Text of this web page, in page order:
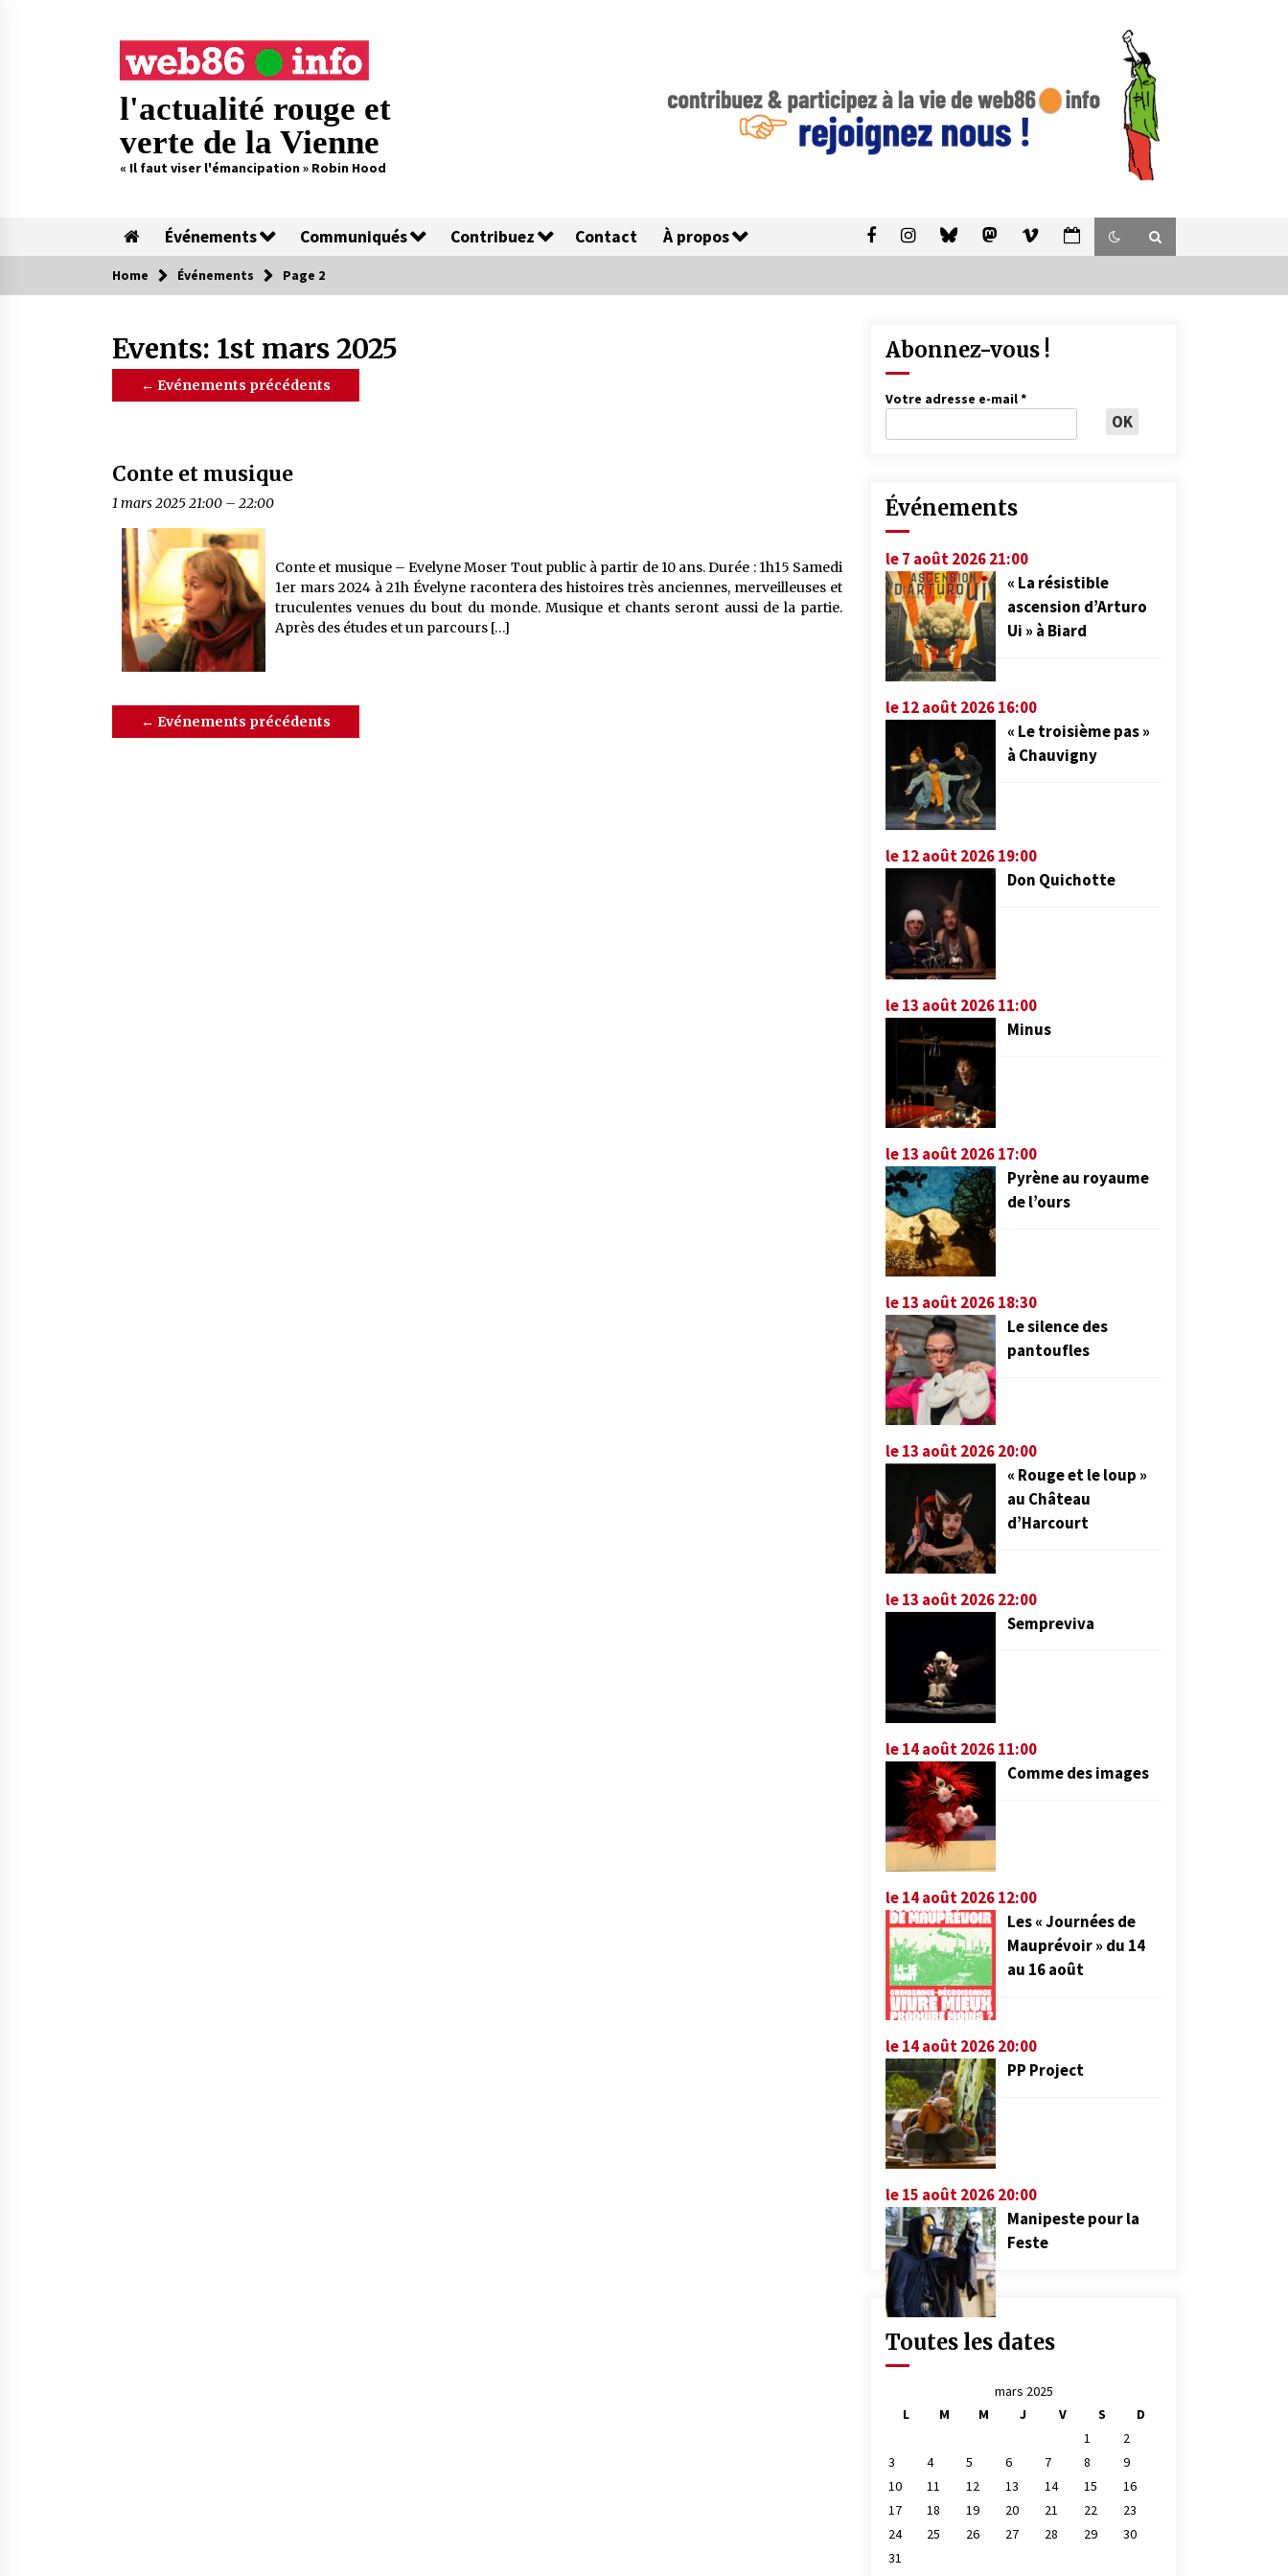
l'actualité rouge et
verte de la Vienne
« Il faut viser l'émancipation » Robin Hood
Événements Communiqués Contribuez Contact À propos
Home Événements Page 2
Events: 1st mars 2025
← Evénements précédents
Conte et musique
1 mars 2025 21:00 – 22:00
Conte et musique – Evelyne Moser Tout public à partir de 10 ans. Durée : 1h15 Samedi
1er mars 2024 à 21h Évelyne racontera des histoires très anciennes, merveilleuses et
truculentes venues du bout du monde. Musique et chants seront aussi de la partie.
Après des études et un parcours […]
← Evénements précédents
Abonnez-vous !
Votre adresse e-mail*
Événements
le 7 août 2026 21:00
« La résistible
ascension d’Arturo
Ui » à Biard
le 12 août 2026 16:00
« Le troisième pas »
à Chauvigny
le 12 août 2026 19:00
Don Quichotte
le 13 août 2026 11:00
Minus
le 13 août 2026 17:00
Pyrène au royaume
de l’ours
le 13 août 2026 18:30
Le silence des
pantoufles
le 13 août 2026 20:00
« Rouge et le loup »
au Château
d’Harcourt
le 13 août 2026 22:00
Sempreviva
le 14 août 2026 11:00
Comme des images
le 14 août 2026 12:00
Les « Journées de
Mauprévoir » du 14
au 16 août
le 14 août 2026 20:00
PP Project
le 15 août 2026 20:00
Manipeste pour la
Feste
Toutes les dates
mars 2025
L
M M J V S
D
1
2
3
4 5 6 7 8
9
10
11 12 13 14 15
16
17
18 19 20 21 22
23
24
25 26 27 28 29
30
31